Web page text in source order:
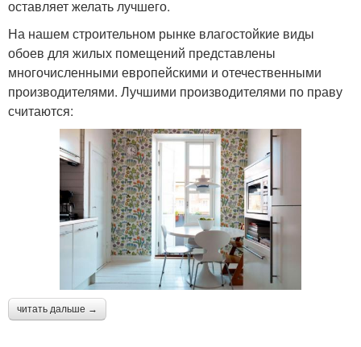
оставляет желать лучшего.
На нашем строительном рынке влагостойкие виды
обоев для жилых помещений представлены
многочисленными европейскими и отечественными
производителями. Лучшими производителями по праву
считаются:
читать дальше →